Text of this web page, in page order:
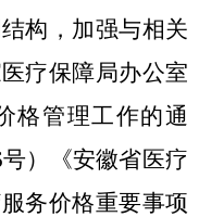
构，加强与相关
疗保障局办公室
格管理工作的通
）《安徽省医疗
务价格重要事项